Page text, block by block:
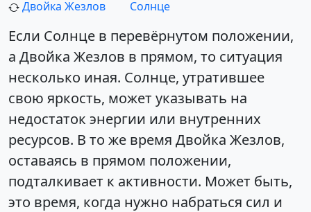
Двойка Жезлов Солнце
Если Солнце в перевёрнутом положении,
а Двойка Жезлов в прямом, то ситуация
несколько иная. Солнце, утратившее
свою яркость, может указывать на
недостаток энергии или внутренних
ресурсов. В то же время Двойка Жезлов,
оставаясь в прямом положении,
подталкивает к активности. Может быть,
это время, когда нужно набраться сил и